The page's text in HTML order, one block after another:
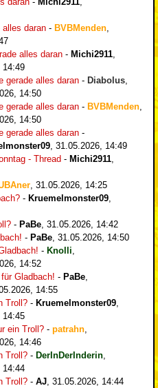
alles daran - BVBMenden
alles daran - Michi2911
14:49
gerade alles daran - Diabolus
14:50
gerade alles daran - BVBMenden
14:50
gerade alles daran -
31.05.2026, 14:49
- Thread - Michi2911
31.05.2026, 14:25
- Kruemelmonster09
- PaBe 31.05.2026, 14:42
- PaBe 31.05.2026, 14:50
- Knolli
14:52
Gladbach! - PaBe
14:55
Troll? - Kruemelmonster09
14:45
ein Troll? - patrahn
14:46
Troll? - DerInDerInderin
14:44
Troll? - AJ 31.05.2026, 14:44